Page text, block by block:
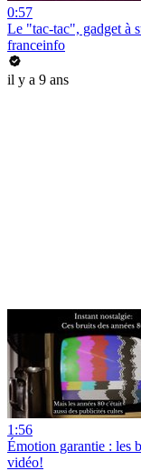
0:57
Le "tac-tac", gadget à
franceinfo
il y a 9 ans
1:56
Émotion garantie : les
vidéo!